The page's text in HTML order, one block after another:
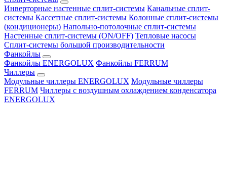
Инверторные настенные сплит-системы Канальные сплит-
системы Кассетные сплит-системы Колонные сплит-системы
(кондиционеры) Напольно-потолочные сплит-системы
Настенные сплит-системы (ON/OFF) Тепловые насосы
Сплит-системы большой производительности
Фанкойлы
Фанкойлы ENERGOLUX Фанкойлы FERRUM
Чиллеры
Модульные чиллеры ENERGOLUX Модульные чиллеры
FERRUM Чиллеры с воздушным охлаждением конденсатора
ENERGOLUX